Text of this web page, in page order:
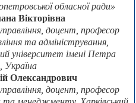
обласної ради»
Вікторівна
доцент, професор
та адміністрування,
університет імені Петра
Україна
Олександрович
доцент, професор